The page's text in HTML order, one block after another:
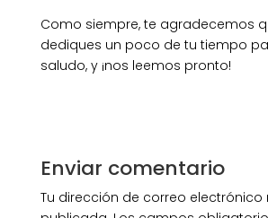
Como siempre, te agradecemos
dediques un poco de tu tiempo
saludo, y ¡nos leemos pronto!
Enviar comentario
Tu dirección de correo electrónico